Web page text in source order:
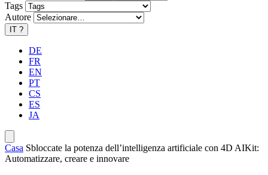
Tags
Autore
IT ?
DE
FR
EN
PT
CS
ES
JA
Casa Sbloccate la potenza dell’intelligenza artificiale con 4D AIKit:
Automatizzare, creare e innovare